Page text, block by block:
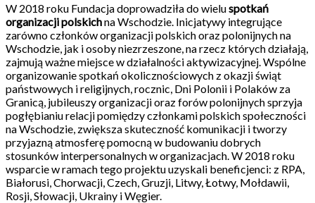
W 2018 roku Fundacja doprowadziła do wieluspotkań
organizacji polskichna Wschodzie. Inicjatywy integrujące
zarówno członków organizacji polskich oraz polonijnych na
Wschodzie, jak i osoby niezrzeszone, na rzecz których działają,
zajmują ważne miejsce w działalności aktywizacyjnej. Wspólne
organizowanie spotkań okolicznościowych z okazji świąt
państwowych i religijnych, rocznic, Dni Polonii i Polaków za
Granicą, jubileuszy organizacji oraz forów polonijnych sprzyja
pogłębianiu relacji pomiędzy członkami polskich społeczności
na Wschodzie, zwiększa skuteczność komunikacji i tworzy
przyjazną atmosferę pomocną w budowaniu dobrych
stosunków interpersonalnych w organizacjach. W 2018 roku
wsparcie w ramach tego projektu uzyskali beneficjenci: z RPA,
Białorusi, Chorwacji, Czech, Gruzji, Litwy, Łotwy, Mołdawii,
Rosji, Słowacji, Ukrainy i Węgier.